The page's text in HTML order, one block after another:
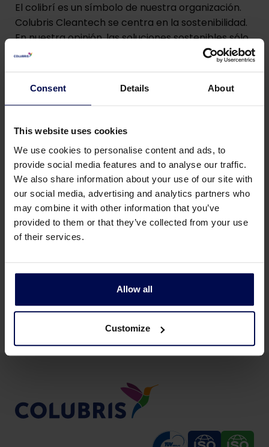
Consent Details About
This website uses cookies
We use cookies to personalise content and ads, to
provide social media features and to analyse our traffic.
We also share information about your use of our site with
our social media, advertising and analytics partners who
may combine it with other information that you’ve
provided to them or that they’ve collected from your use
of their services.
Allow all
Customize
El colibrí es un símbolo de nuestra organización.
Colubris Cleantech se centra en la sostenibilidad.
En nuestra opinión, las soluciones sostenibles sólo
pueden llevarse a cabo trabajando juntos.
Esta es también la historia del colibrí "Puede que
decae. Seré un colibrí, haré lo mejor que pueda".
Reproducir
Back to news & events